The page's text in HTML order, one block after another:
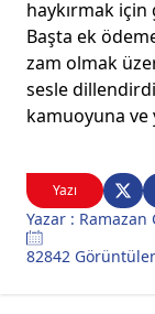
Yazı
Yazar : Ramazan
82842
haykırmak için
Başta ek
zam olmak
sesle
kamuoyuna